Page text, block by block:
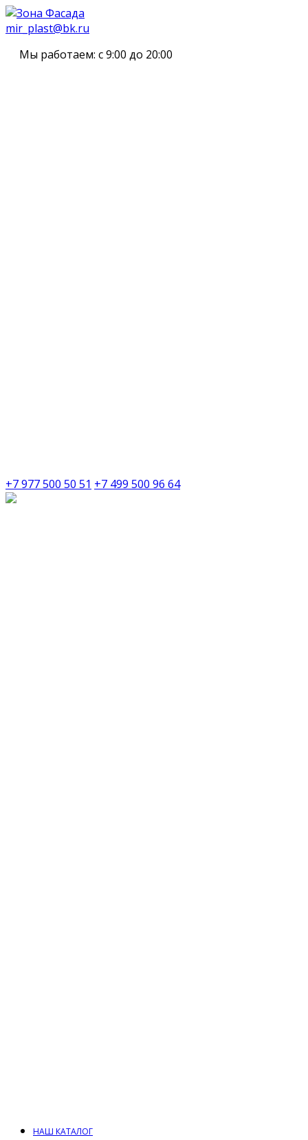
mir_plast@bk.ru
Мы работаем: с 9:00 до 20:00
+7 977 500 50 51 +7 499 500 96 64
НАШ КАТАЛОГ